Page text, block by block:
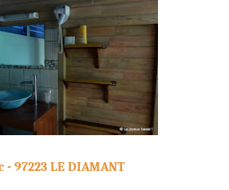
- 97223 LE DIAMANT